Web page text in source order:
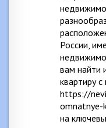
России,
вам найти
квартиру
https://
omnatnye-
на